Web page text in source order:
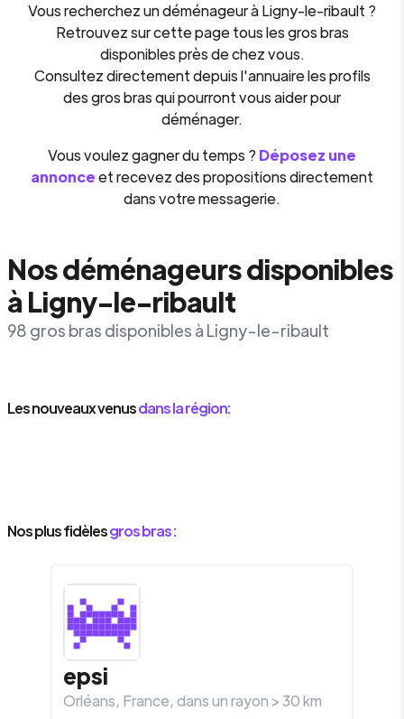
Vous recherchez undéménageuràLigny-le-ribault ?
Retrouvez sur cette page tous les gros bras
disponibles près de chez vous.
Consultez directement depuis l'annuaire les profils
des gros bras qui pourront vous aider pour
déménager.
Vous voulez gagner du temps ? Déposez une
annonceet recevez des propositions directement
dans votre messagerie.
Nos déménageurs disponibles
à Ligny-le-ribault
98 gros bras disponibles à Ligny-le-ribault
Les nouveaux venusdans la région:
Nos plus fidèlesgros bras :
epsi
Orléans, France, dans un rayon >30km